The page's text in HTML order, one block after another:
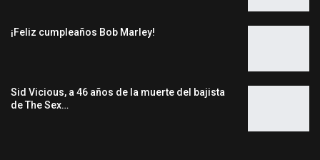
¡Feliz cumpleaños Bob Marley!
Sid Vicious, a 46 años de la muerte del bajista
de The Sex…